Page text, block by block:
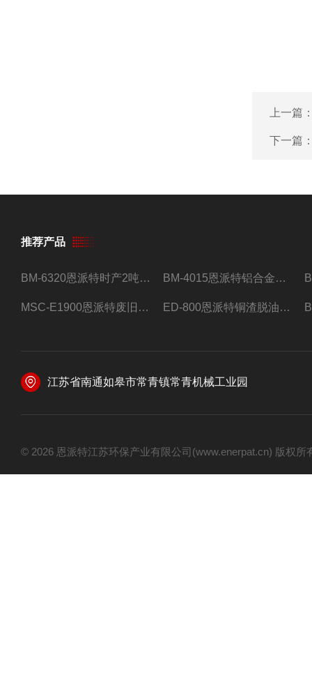
上一篇
下一篇
推荐产品
BM-6320恩派特时产2吨合金钢屑压饼机 BM-4015恩派特铝合金屑压饼机 脱油效果好
MSC-E1900恩派特废旧锂电池极片破碎处理设备 ED-800恩派特铜渣脱油机废铜屑铝屑甩油机
江苏省南通如皋市常青镇常青机械工业园
© 2026 恩派特江苏环保产业有限公司(www.enerpat.cn) 版权